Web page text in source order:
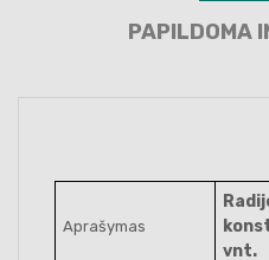
PAPILDOMA
Aprašymas
vnt.